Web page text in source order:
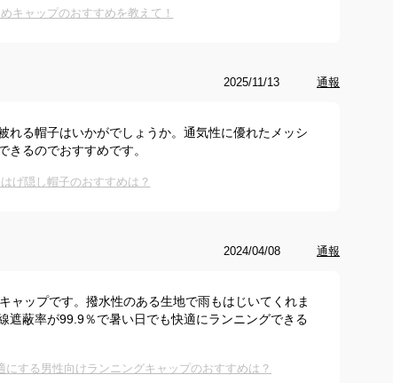
キャップのおすすめを教えて！
2025/11/13 通報
れる帽子はいかがでしょうか。通気性に優れたメッシ
きるのでおすすめです。
げ隠し帽子のおすすめは？
2024/04/08 通報
ャップです。撥水性のある生地で雨もはじいてくれま
遮蔽率が99.9％で暑い日でも快適にランニングできる
にする男性向けランニングキャップのおすすめは？